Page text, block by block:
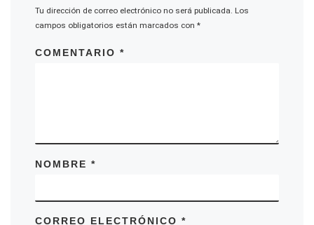
Tu dirección de correo electrónico no será publicada. Los
campos obligatorios están marcados con*
COMENTARIO*
NOMBRE*
CORREO ELECTRÓNICO*